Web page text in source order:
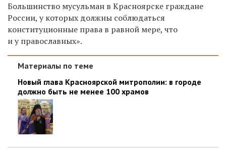
Большинство мусульман в Красноярске граждане
России, у которых должны соблюдаться
конституционные права в равной мере, что
и у православных».
Материалы по теме
Новый глава Красноярской митрополии: в городе
должно быть не менее 100 храмов